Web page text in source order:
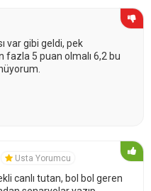
var gibi geldi, pek
fazla 5 puan olmalı 6,2 bu
Usta Yorumcu
canlı tutan, bol bol geren